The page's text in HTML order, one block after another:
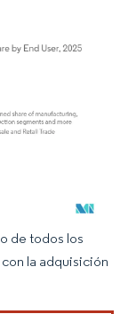
según CC BY 4.0.
de todos los
la adquisición